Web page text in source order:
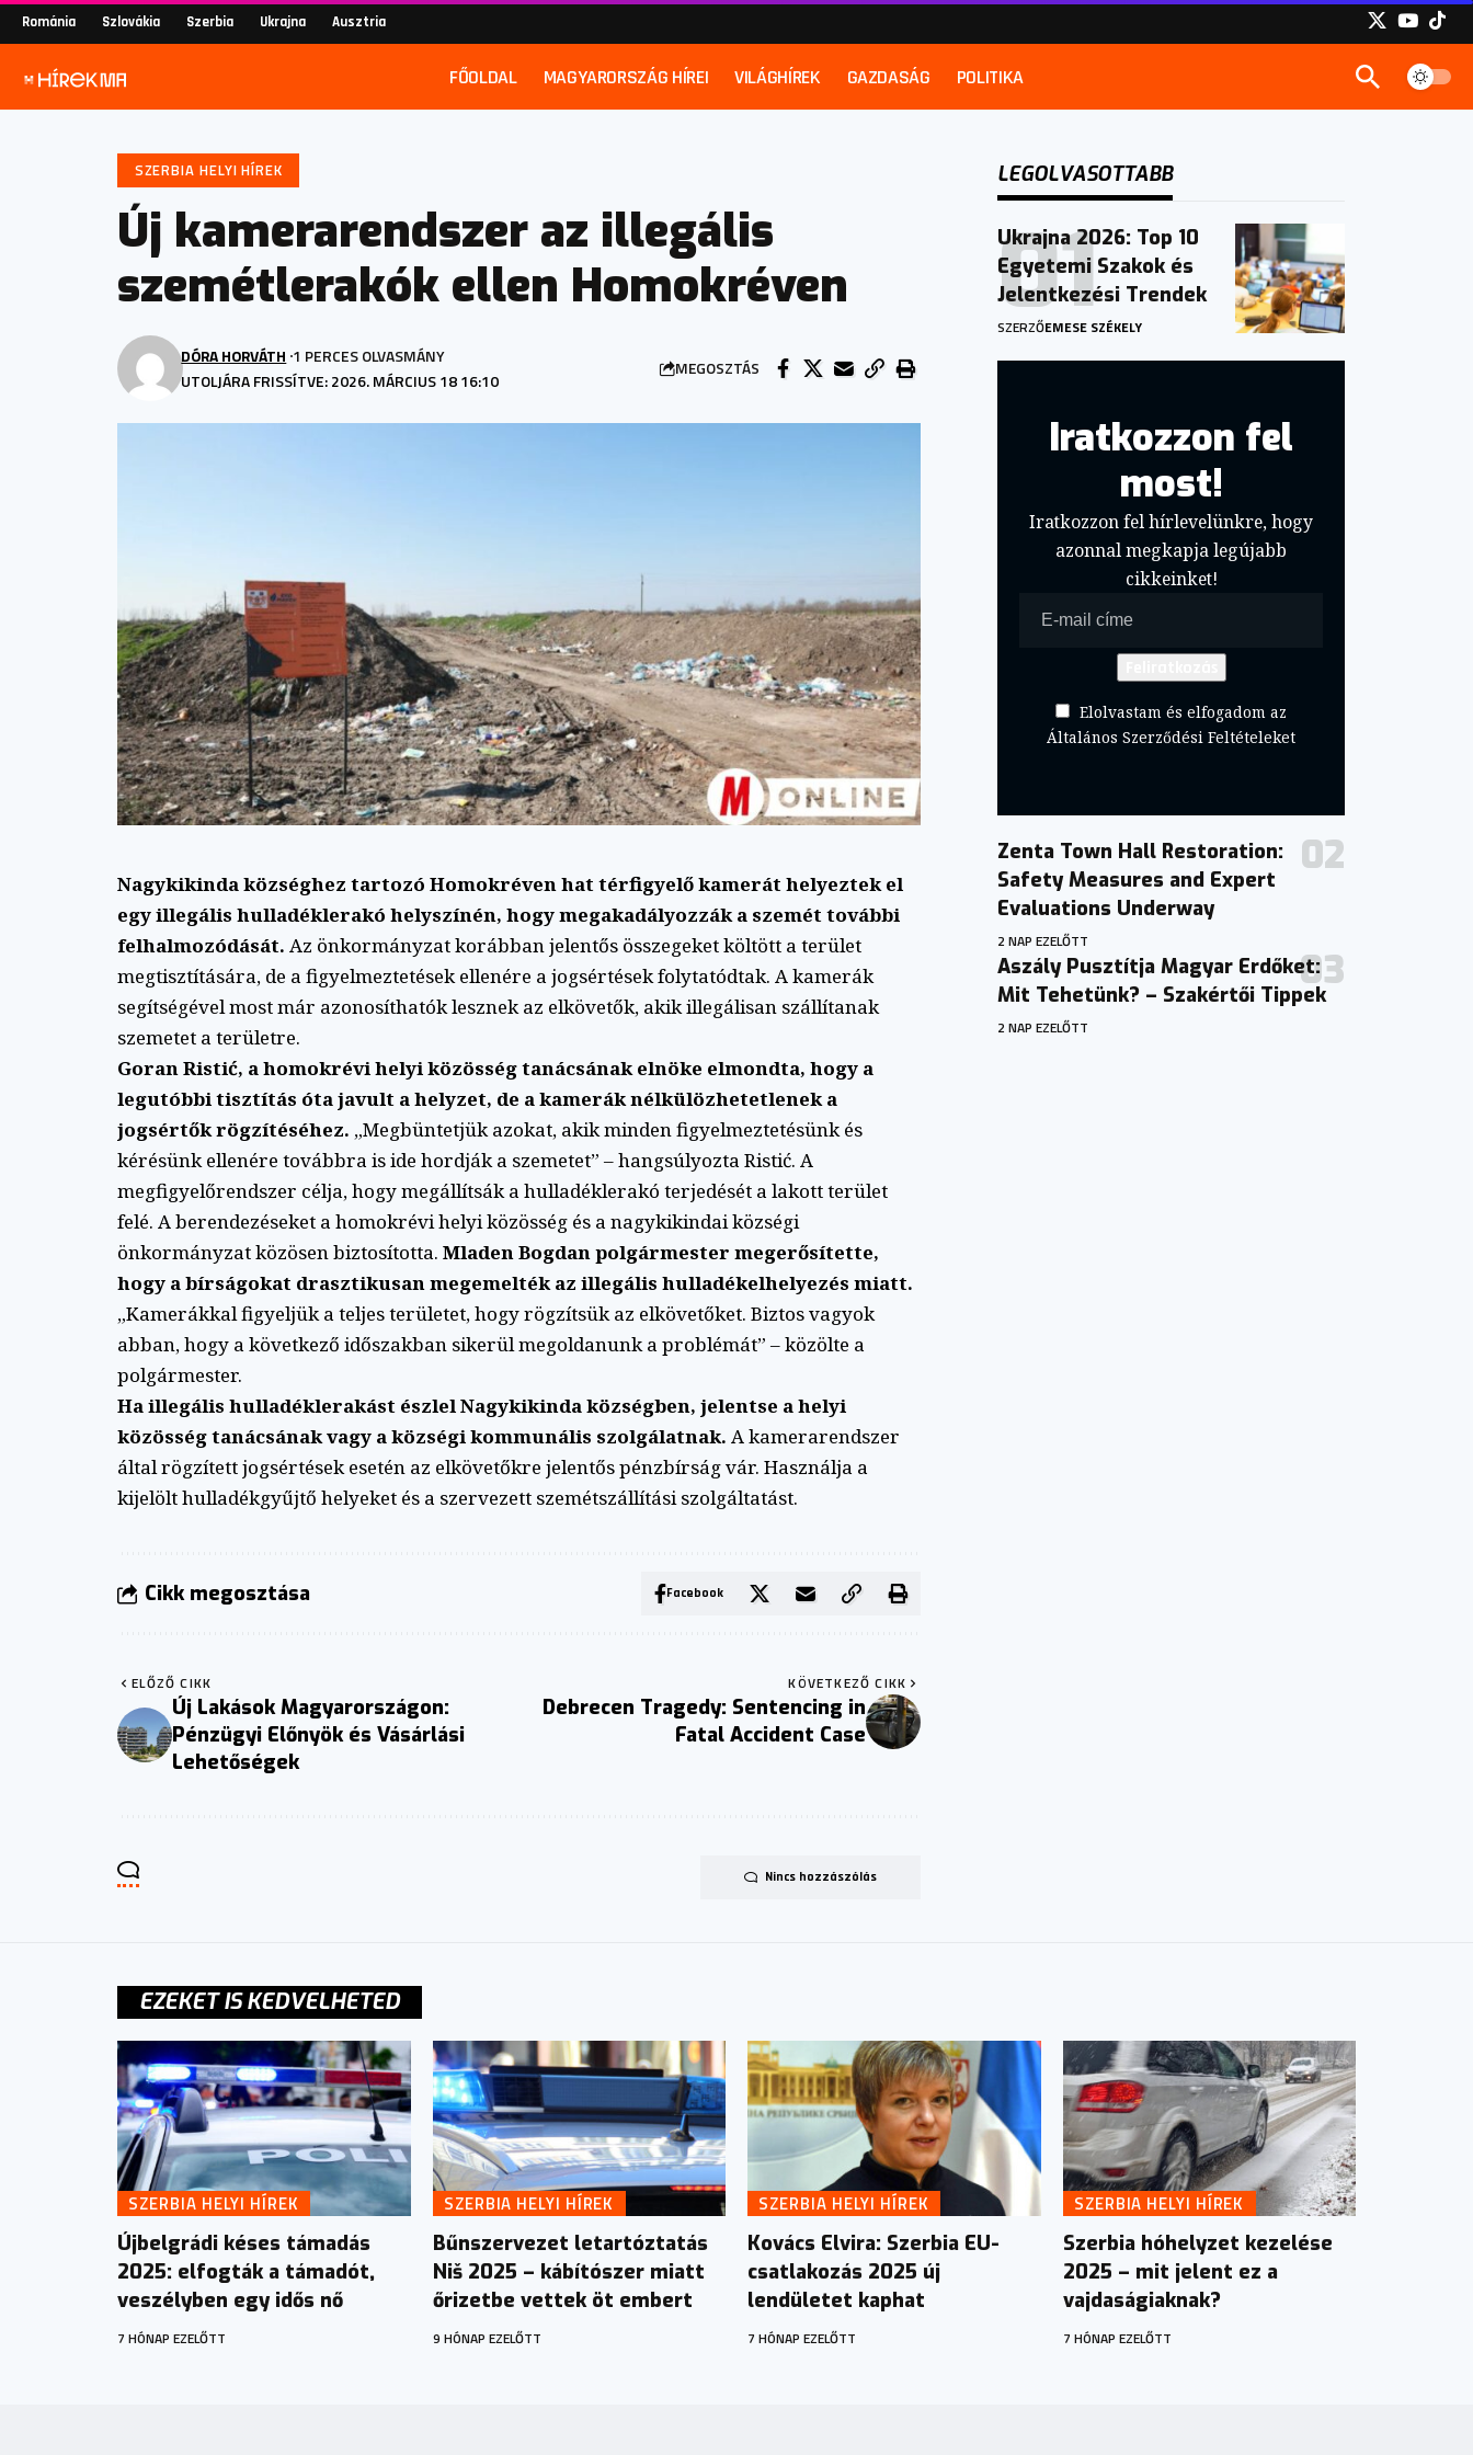
Románia Szlovákia Szerbia Ukrajna Ausztria
FŐOLDAL MAGYARORSZÁG HÍREI VILÁGHÍREK GAZDASÁG POLITIKA
SZERBIA HELYI HÍREK
Új kamerarendszer az illegális
szemétlerakók ellen Homokréven
UTOLJÁRA FRISSÍTVE: 2026. MÁRCIUS 18 16:10
DÓRA HORVÁTH 1 PERCES OLVASMÁNY
MEGOSZTÁS
Nagykikinda községhez tartozó Homokréven hat térfigyelő kamerát helyeztek el
egy illegális hulladéklerakó helyszínén, hogy megakadályozzák a szemét további
felhalmozódását. Az önkormányzat korábban jelentős összegeket költött a terület
megtisztítására, de a figyelmeztetések ellenére a jogsértések folytatódtak. A kamerák
segítségével most már azonosíthatók lesznek az elkövetők, akik illegálisan szállítanak
szemetet a területre.
Goran Ristić, a homokrévi helyi közösség tanácsának elnöke elmondta, hogy a
legutóbbi tisztítás óta javult a helyzet, de a kamerák nélkülözhetetlenek a
jogsértők rögzítéséhez. „Megbüntetjük azokat, akik minden figyelmeztetésünk és
kérésünk ellenére továbbra is ide hordják a szemetet” – hangsúlyozta Ristić. A
megfigyelőrendszer célja, hogy megállítsák a hulladéklerakó terjedését a lakott terület
felé. A berendezéseket a homokrévi helyi közösség és a nagykikindai községi
önkormányzat közösen biztosította. Mladen Bogdan polgármester megerősítette,
hogy a bírságokat drasztikusan megemelték az illegális hulladékelhelyezés miatt.
„Kamerákkal figyeljük a teljes területet, hogy rögzítsük az elkövetőket. Biztos vagyok
abban, hogy a következő időszakban sikerül megoldanunk a problémát” – közölte a
polgármester.
Ha illegális hulladéklerakást észlel Nagykikinda községben, jelentse a helyi
közösség tanácsának vagy a községi kommunális szolgálatnak. A kamerarendszer
által rögzített jogsértések esetén az elkövetőkre jelentős pénzbírság vár. Használja a
kijelölt hulladékgyűjtő helyeket és a szervezett szemétszállítási szolgáltatást.
Cikk megosztása Facebook
ELŐZŐ CIKK
Új Lakások Magyarországon:
Pénzügyi Előnyök és Vásárlási
Lehetőségek
KÖVETKEZŐ CIKK
Debrecen Tragedy: Sentencing in
Fatal Accident Case
Nincs hozzászólás
LEGOLVASOTTABB
Ukrajna 2026: Top 10
Egyetemi Szakok és
Jelentkezési Trendek
SZERZŐEMESE SZÉKELY
Iratkozzon fel
most!
Iratkozzon fel hírlevelünkre, hogy
azonnal megkapja legújabb
cikkeinket!
Elolvastam és elfogadom az
Általános Szerződési Feltételeket
Zenta Town Hall Restoration:
Safety Measures and Expert
Evaluations Underway
2 NAP EZELŐTT
Aszály Pusztítja Magyar Erdőket:
Mit Tehetünk? – Szakértői Tippek
2 NAP EZELŐTT
EZEKET IS KEDVELHETED
SZERBIA HELYI HÍREK
Újbelgrádi késes támadás
2025: elfogták a támadót,
veszélyben egy idős nő
7 HÓNAP EZELŐTT
SZERBIA HELYI HÍREK
Bűnszervezet letartóztatás
Niš 2025 – kábítószer miatt
őrizetbe vettek öt embert
9 HÓNAP EZELŐTT
SZERBIA HELYI HÍREK
Kovács Elvira: Szerbia EU-
csatlakozás 2025 új
lendületet kaphat
7 HÓNAP EZELŐTT
SZERBIA HELYI HÍREK
Szerbia hóhelyzet kezelése
2025 – mit jelent ez a
vajdaságiaknak?
7 HÓNAP EZELŐTT